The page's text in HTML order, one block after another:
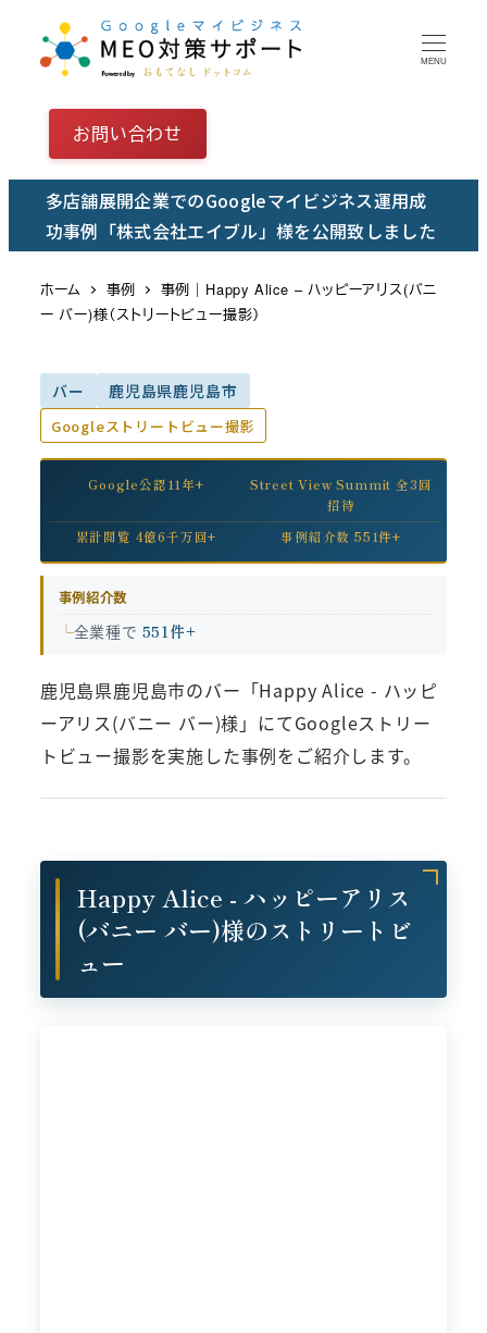
テ
MENU
お問い合わせ
多店舗展開企業でのGoogleマイビジネス運用成
功事例「株式会社エイブル」様を公開致しました
ホーム 事例
事例｜Happy Alice – ハッピーアリス(バニ
ー バー)様（ストリートビュー撮影）
バー 鹿児島県鹿児島市
Googleストリートビュー撮影
Google公認11年+
Street View Summit 全3回
招待
累計閲覧 4億6千万回+
事例紹介数 551件+
事例紹介数
全業種で 551件+
鹿児島県鹿児島市のバー「Happy Alice - ハッピ
ーアリス(バニー バー)様」にてGoogleストリー
トビュー撮影を実施した事例をご紹介します。
Happy Alice - ハッピーアリス
(バニー バー)様のストリートビ
ュー